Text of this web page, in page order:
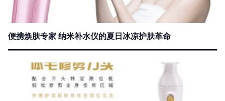
便携焕肤专家 纳米补水仪的夏日冰凉护肤革命